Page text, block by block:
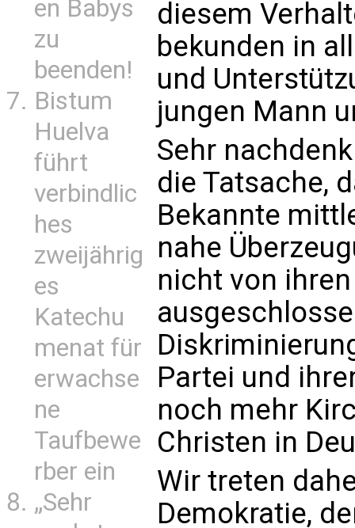
en Babys
zu
beenden!
Bistum
Huelva
führt
verbindlic
hes
zweijährig
es
Katechu
menat für
erwachse
ne
Taufbewe
rber ein
„Sehr
diesem
bekunden in
und
jungen Mann
Sehr
die Tatsache,
Bekannte
nahe
nicht von
Partei und
noch mehr
Christen in
Wir treten
Demokratie,